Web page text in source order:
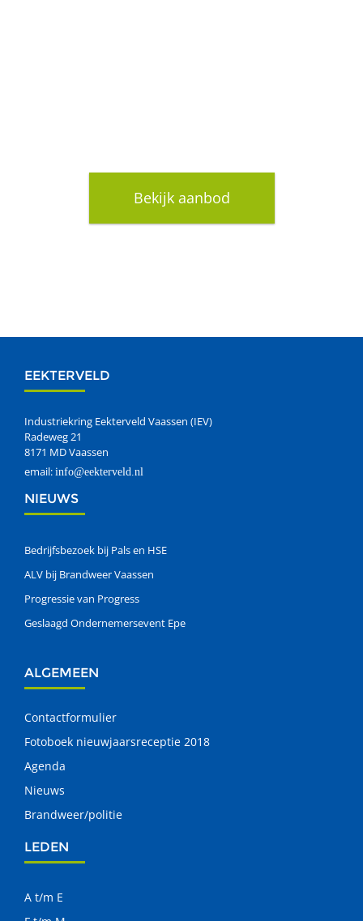
Bekijk aanbod
EEKTERVELD
Industriekring Eekterveld Vaassen (IEV)
Radeweg 21
8171 MD Vaassen
email: info@eekterveld.nl
NIEUWS
Bedrijfsbezoek bij Pals en HSE
ALV bij Brandweer Vaassen
Progressie van Progress
Geslaagd Ondernemersevent Epe
ALGEMEEN
Contactformulier
Fotoboek nieuwjaarsreceptie 2018
Agenda
Nieuws
Brandweer/politie
LEDEN
A t/m E